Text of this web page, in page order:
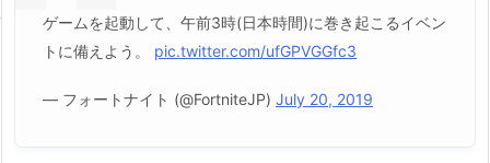
ゲームを起動して、午前3時(日本時間)に巻き起こるイベン
トに備えよう。 pic.twitter.com/ufGPVGGfc3
— フォートナイト (@FortniteJP) July 20, 2019